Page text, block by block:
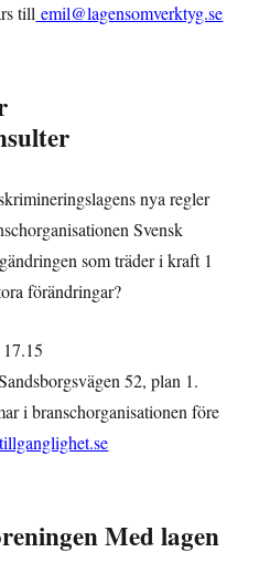
till emil@lagensomverktyg.se
nya regler
Svensk
som träder i kraft 1
förändringar?
52, plan 1.
i branschorganisationen före
Med lagen